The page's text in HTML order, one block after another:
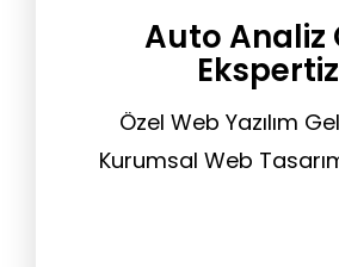
Auto Analiz
Ekspertiz
Özel Web Yazılım
Kurumsal Web